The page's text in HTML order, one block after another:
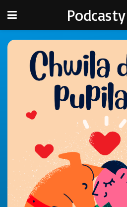
Podcasty